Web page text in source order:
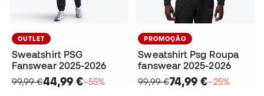
OUTLET
Sweatshirt PSG
Fanswear 2025-2026
99,99 €44,99 €−55%
PROMOÇÃO
Sweatshirt Psg Roupa
fanswear 2025-2026
99,99 €74,99 €−25%